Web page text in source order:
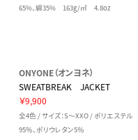
65%、綿35% 163g/㎡ 4.8oz
ONYONE（オンヨネ）
SWEATBREAK JACKET
￥9,900
全4色 / サイズ：S～XXO / ポリエステル
95％、ポリウレタン5％